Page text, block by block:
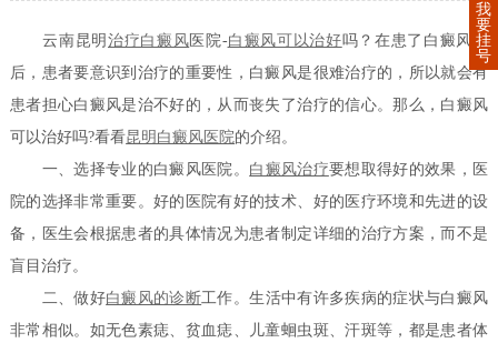
云南昆明 治疗白癜风 医院-白癜风可以治好吗？在患了白癜风之
后，患者要意识到治疗的重要性，白癜风是很难治疗的，所以就会有
患者担心白癜风是治不好的，从而丧失了治疗的信心。那么，白癜风
可以治好吗?看看昆明白癜风医院的介绍。
一、选择专业的白癜风医院。 白癜风治疗要想取得好的效果，医
院的选择非常重要。好的医院有好的技术、好的医疗环境和先进的设
备，医生会根据患者的具体情况为患者制定详细的治疗方案，而不是
盲目治疗。
二、做好白癜风的诊断工作。生活中有许多疾病的症状与白癜风
非常相似。如无色素痣、贫血痣、儿童蛔虫斑、汗斑等，都是患者体
我
要
挂
号